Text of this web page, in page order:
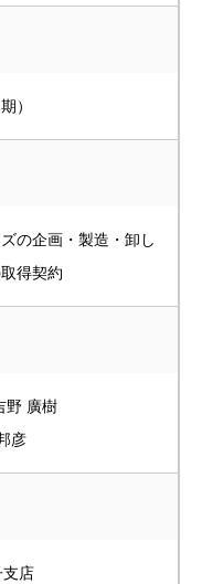
）
の企画・製造・卸し
得契約
野 廣樹
彦
店